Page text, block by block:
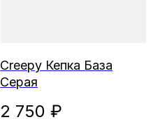
Creepy Кепка База
Серая
2 750 ₽